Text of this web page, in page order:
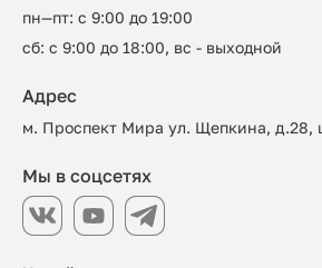
пн—пт: с 9:00 до 19:00
сб: с 9:00 до 18:00, вс - выходной
Адрес
м. Проспект Мира ул. Щепкина, д.28,
Мы в соцсетях